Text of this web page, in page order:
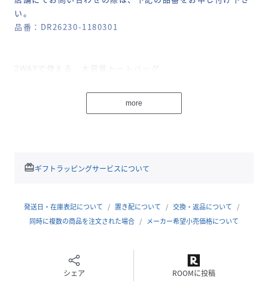
い。
品番：DR26230-1180301
2WAYで使える、大容量トートバッグ
しっかり荷物が入る大きめサイズ感で、通勤・通学はもちろ
毎日のデイリー使いにぴったりのトートバッグです。
【2026 Spring/Summer】【26SS】
総重量 : 約440g
more
redeemギフトラッピングサービスについて
発送日・在庫表記について 置き配について
交換・返品について
同時に複数の商品を注文された場合
メーカー希望小売価格について
シェア ROOMに投稿